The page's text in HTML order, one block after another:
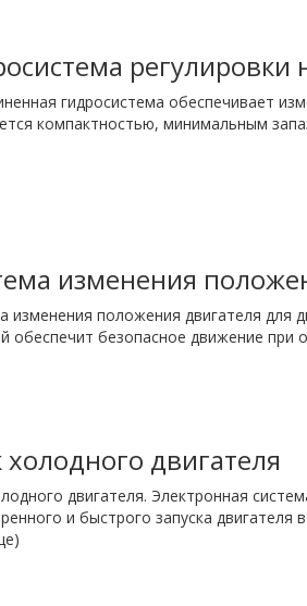
регулировки
гидросистема обеспечивает
компактностью, минимальным
изменения
изменения положения двигателя для
обеспечит безопасное движение при
холодного двигателя
двигателя. Электронная
и быстрого запуска